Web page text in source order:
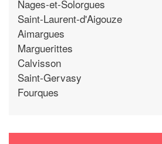
Nages-et-Solorgues
Saint-Laurent-d'Aigouze
Aimargues
Marguerittes
Calvisson
Saint-Gervasy
Fourques